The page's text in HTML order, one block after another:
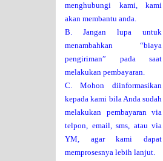
menghubungi kami, kami
akan membantu anda.
B. Jangan lupa untuk
menambahkan “biaya
pengiriman” pada saat
melakukan pembayaran.
C. Mohon diinformasikan
kepada kami bila Anda sudah
melakukan pembayaran via
telpon, email, sms, atau via
YM, agar kami dapat
memprosesnya lebih lanjut.